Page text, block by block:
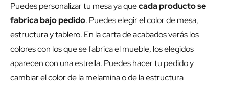
Puedes personalizar tu mesa ya quecada producto se
fabrica bajo pedido. Puedes elegir el color de mesa,
estructura y tablero. En la carta de acabados verás los
colores con los que se fabrica el mueble, los elegidos
aparecen con una estrella. Puedes hacer tu pedido y
cambiar el color de la melamina o de la estructura